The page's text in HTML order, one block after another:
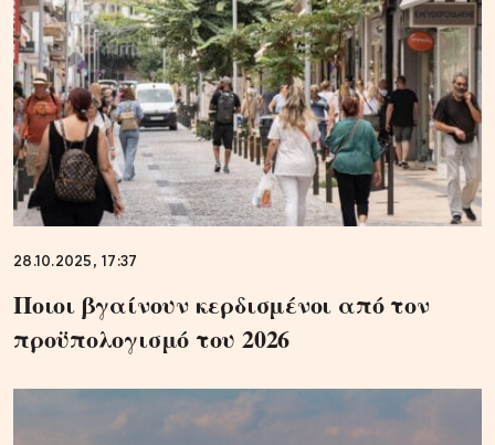
28.10.2025, 17:37
Ποιοι βγαίνουν κερδισμένοι από τον
προϋπολογισμό του 2026